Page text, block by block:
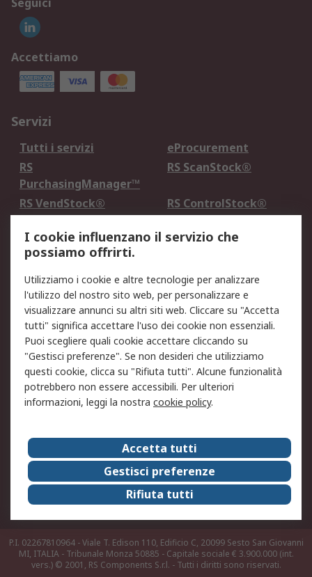
Seguici
Accettiamo
Servizi
Tutti i servizi
eProcurement
RS
PurchasingManager™
RS ScanStock®
RS VendStock®
RS ControlStock®
Legale
Informativa Cookie
Informativa Privacy -
Aggiornata
Email Security
Termini d'uso
Condizioni di vendita
Condizioni generali di
servizio
Etica e responsabilità
Chi Siamo
Chi Siamo
Contattaci
Supporto
ESG
Carriere
RS Group
Press Centre
Discovery: il Blog di RS
P.I. 02267810964 - Viale T. Edison 110, Edificio C, 20099 Sesto San Giovanni
MI, ITALIA - Tribunale Monza 50885 - Capitale sociale € 3.900.000 (int.
vers.) © 2001, RS Components S.r.l. - Tutti i diritti sono riservati.
I cookie influenzano il servizio che
possiamo offrirti.
Utilizziamo i cookie e altre tecnologie per analizzare
l'utilizzo del nostro sito web, per personalizzare e
visualizzare annunci su altri siti web. Cliccare su "Accetta
tutti" significa accettare l'uso dei cookie non essenziali.
Puoi scegliere quali cookie accettare cliccando su
"Gestisci preferenze". Se non desideri che utilizziamo
questi cookie, clicca su "Rifiuta tutti". Alcune funzionalità
potrebbero non essere accessibili. Per ulteriori
informazioni, leggi la nostra cookie policy.
Accetta tutti
Gestisci preferenze
Rifiuta tutti